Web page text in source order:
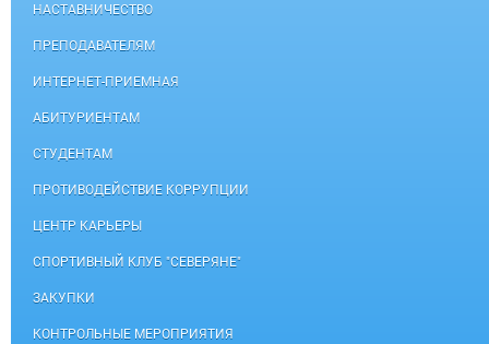
НАСТАВНИЧЕСТВО
ПРЕПОДАВАТЕЛЯМ
ИНТЕРНЕТ-ПРИЕМНАЯ
АБИТУРИЕНТАМ
СТУДЕНТАМ
ПРОТИВОДЕЙСТВИЕ КОРРУПЦИИ
ЦЕНТР КАРЬЕРЫ
СПОРТИВНЫЙ КЛУБ "СЕВЕРЯНЕ"
ЗАКУПКИ
КОНТРОЛЬНЫЕ МЕРОПРИЯТИЯ